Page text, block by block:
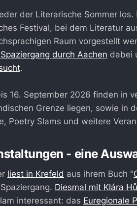
der Literarische Sommer los.
Festival, bei dem Literatur
Raum vorgestellt
durch Aachen dabei
.
16. September 2026 finden in
Grenze liegen, sowie in
Poetry Slams und weitere
- eine
liest in Krefeld aus ihrem Buch "
Diesmal mit Klára
interessant: das Euregionale